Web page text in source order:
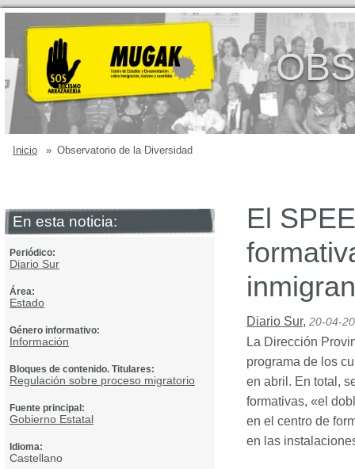
Inicio » Observatorio de la Diversidad
En esta noticia:
Periódico:
Diario Sur
Área:
Estado
Género informativo:
Información
Bloques de contenido. Titulares:
Regulación sobre proceso migratorio
Fuente principal:
Gobierno Estatal
Idioma:
Castellano
El
Diario Sur, 20-04-
La Dirección
programa de los
en abril. En total,
formativas, «el
en el centro de
en las